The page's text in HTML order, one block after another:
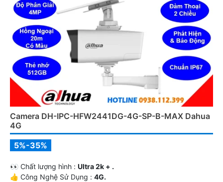
Camera DH-IPC-HFW2441DG-4G-SP-B-MAX Dahua
4G
5%-35%
️👀 Chất lượng hình : Ultra 2k + .
👍 Công Nghệ Sử Dụng : 4G.